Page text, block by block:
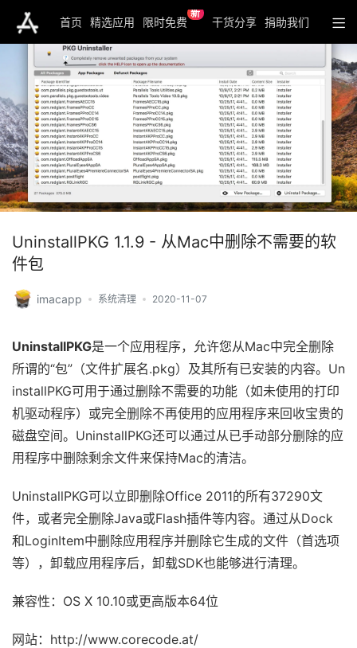
首页 精选应用 限时免费
新
干货分享 捐助我们
UninstallPKG 1.1.9 - 从Mac中删除不需要的软
件包
imacapp 系统清理 2020-11-07
UninstallPKG是一个应用程序，允许您从Mac中完全删除
所谓的“包”（文件扩展名.pkg）及其所有已安装的内容。Un
installPKG可用于通过删除不需要的功能（如未使用的打印
机驱动程序）或完全删除不再使用的应用程序来回收宝贵的
磁盘空间。UninstallPKG还可以通过从已手动部分删除的应
用程序中删除剩余文件来保持Mac的清洁。
UninstallPKG可以立即删除Office 2011的所有37290文
件，或者完全删除Java或Flash插件等内容。通过从Dock
和LoginItem中删除应用程序并删除它生成的文件（首选项
等），卸载应用程序后，卸载SDK也能够进行清理。
兼容性：OS X 10.10或更高版本64位
网站：http://www.corecode.at/